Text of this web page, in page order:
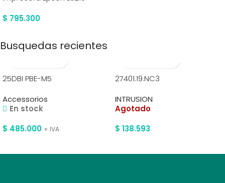
$ 795.300
Busquedas recientes
25DBI PBE-M5
Accessorios
En stock
$ 485.000 + IVA
27401.19.NC3
INTRUSION
Agotado
$ 138.593